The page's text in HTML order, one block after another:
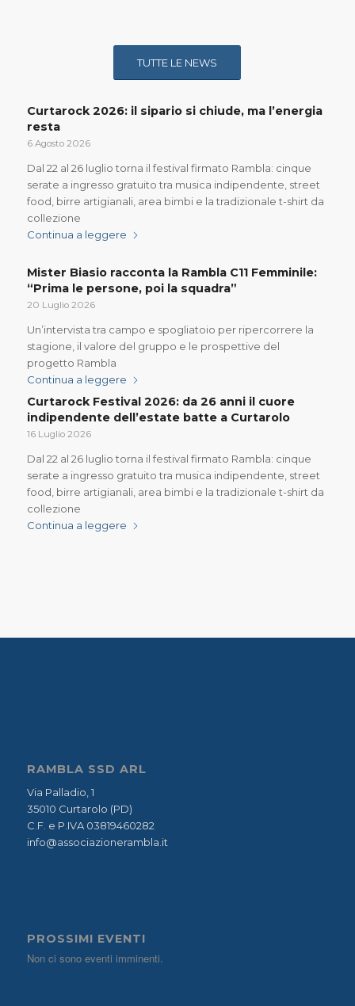
TUTTE LE NEWS
Curtarock 2026: il sipario si chiude, ma l’energia
resta
6 Agosto 2026
Dal 22 al 26 luglio torna il festival firmato Rambla: cinque
serate a ingresso gratuito tra musica indipendente, street
food, birre artigianali, area bimbi e la tradizionale t-shirt da
collezione
Continua a leggere
Mister Biasio racconta la Rambla C11 Femminile:
“Prima le persone, poi la squadra”
20 Luglio 2026
Un’intervista tra campo e spogliatoio per ripercorrere la
stagione, il valore del gruppo e le prospettive del
progetto Rambla
Continua a leggere
Curtarock Festival 2026: da 26 anni il cuore
indipendente dell’estate batte a Curtarolo
16 Luglio 2026
Dal 22 al 26 luglio torna il festival firmato Rambla: cinque
serate a ingresso gratuito tra musica indipendente, street
food, birre artigianali, area bimbi e la tradizionale t-shirt da
collezione
Continua a leggere
RAMBLA SSD ARL
Via Palladio, 1
35010 Curtarolo (PD)
C.F. e P.IVA 03819460282
info@associazionerambla.it
PROSSIMI EVENTI
Non ci sono eventi imminenti.